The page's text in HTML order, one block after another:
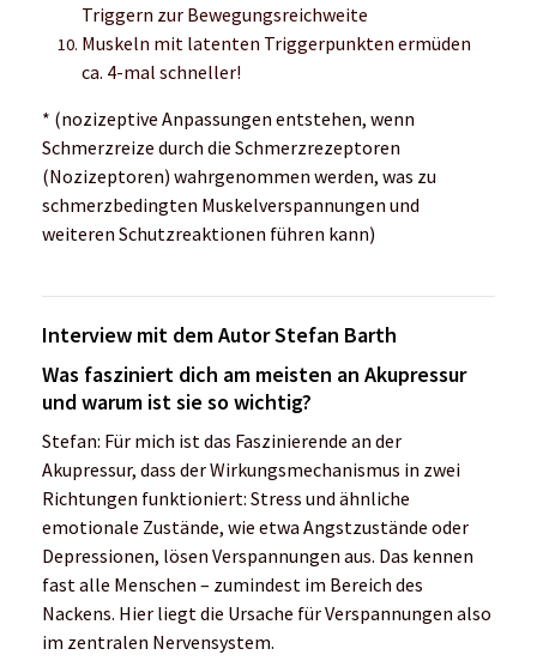
Triggern zur Bewegungsreichweite
Muskeln mit latenten Triggerpunkten ermüden
ca. 4-mal schneller!
* (nozizeptive Anpassungen entstehen, wenn
Schmerzreize durch die Schmerzrezeptoren
(Nozizeptoren) wahrgenommen werden, was zu
schmerzbedingten Muskelverspannungen und
weiteren Schutzreaktionen führen kann)
Interview mit dem Autor Stefan Barth
Was fasziniert dich am meisten an Akupressur
und warum ist sie so wichtig?
Stefan: Für mich ist das Faszinierende an der
Akupressur, dass der Wirkungsmechanismus in zwei
Richtungen funktioniert: Stress und ähnliche
emotionale Zustände, wie etwa Angstzustände oder
Depressionen, lösen Verspannungen aus. Das kennen
fast alle Menschen – zumindest im Bereich des
Nackens. Hier liegt die Ursache für Verspannungen also
im zentralen Nervensystem.